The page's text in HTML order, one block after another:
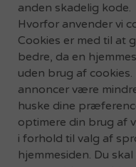
anden skadelig kode.
Hvorfor anvender vi
Cookies er med til at
bedre, da en
uden brug af
annoncer være
huske dine
optimere din brug af
i forhold til valg af
hjemmesiden. Du